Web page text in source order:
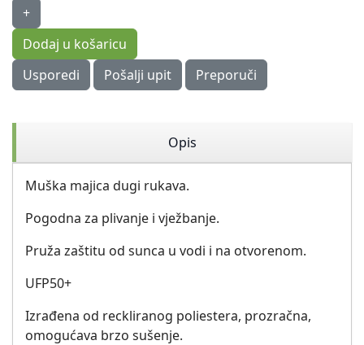
+
Dodaj u košaricu
Usporedi
Pošalji upit Preporuči
Opis
Muška majica dugi rukava.
Pogodna za plivanje i vježbanje.
Pruža zaštitu od sunca u vodi i na otvorenom.
UFP50+
Izrađena od reckliranog poliestera, prozračna,
omogućava brzo sušenje.